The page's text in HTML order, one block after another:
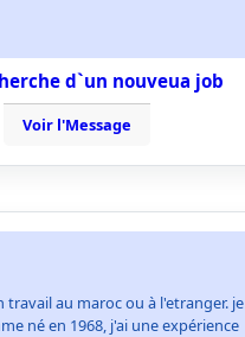
d`un nouveua job
Voir l'Message
travail au maroc ou à l'etranger. je
né en 1968, j'ai une expérience